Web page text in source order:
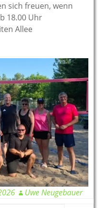
sich freuen, wenn
18.00 Uhr
Allee
Uwe Neugebauer